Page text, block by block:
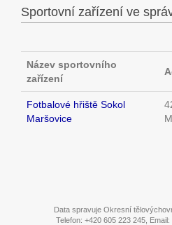
Sportovní zařízení ve
Název sportovního
zařízení
Fotbalové hřiště Sokol
Maršovice
Data spravuje Okresní
Telefon: +420 605 223 245, Email: